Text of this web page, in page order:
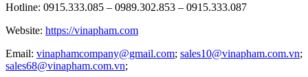
Hotline: 0915.333.085 – 0989.302.853 – 0915.333.087
Website: https://vinapham.com
Email: vinaphamcompany@gmail.com; sales10@vinapham.com.vn;
sales68@vinapham.com.vn;